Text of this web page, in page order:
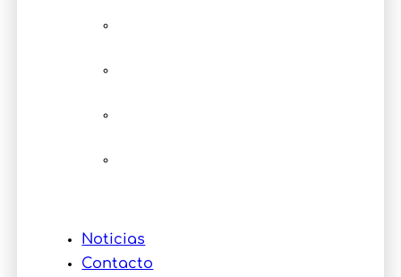
Noticias
Contacto